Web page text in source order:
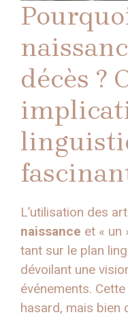
décès ?
L’utilisation des
naissance et « un
tant sur le plan
dévoilant une
événements.
hasard, mais bien